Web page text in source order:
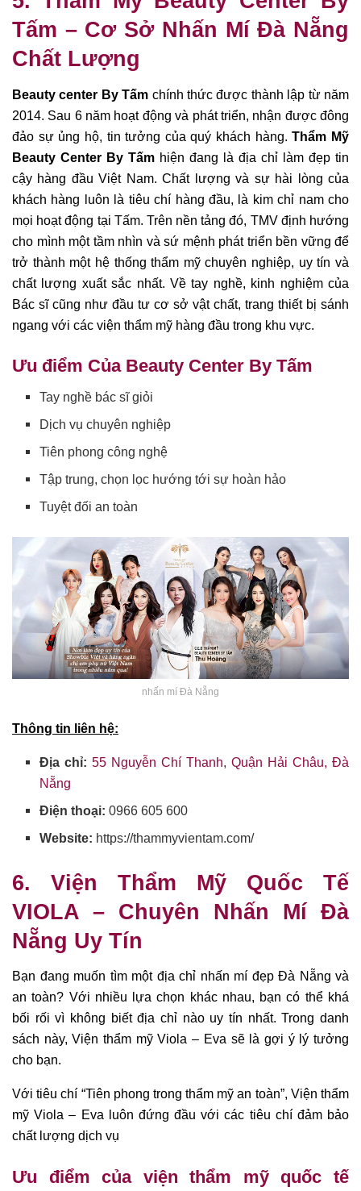
Tấm – Cơ Sở Nhấn Mí Đà Nẵng
Chất Lượng
Beauty center By Tấm chính thức được thành lập từ năm
2014. Sau 6 năm hoạt động và phát triển, nhận được đông
đảo sự ủng hộ, tin tưởng của quý khách hàng.Thẩm Mỹ
Beauty Center By Tấm hiện đang là địa chỉ làm đẹp tin
cậy hàng đầu Việt Nam. Chất lượng và sự hài lòng của
khách hàng luôn là tiêu chí hàng đầu, là kim chỉ nam cho
mọi hoạt động tại Tấm. Trên nền tảng đó, TMV định hướng
cho mình một tầm nhìn và sứ mệnh phát triển bền vững để
trở thành một hệ thống thẩm mỹ chuyên nghiệp, uy tín và
chất lượng xuất sắc nhất. Về tay nghề, kinh nghiệm của
Bác sĩ cũng như đầu tư cơ sở vật chất, trang thiết bị sánh
ngang với các viện thẩm mỹ hàng đầu trong khu vực.
Ưu điểm Của Beauty Center By Tấm
Tay nghề bác sĩ giỏi
Dịch vụ chuyên nghiệp
Tiên phong công nghệ
Tập trung, chọn lọc hướng tới sự hoàn hảo
Tuyệt đối an toàn
nhấn mí Đà Nẵng
Thông tin liên hệ:
Địa chỉ:55 Nguyễn Chí Thanh, Quận Hải Châu, Đà
Nẵng
Điện thoại:0966 605 600
Website: https://thammyvientam.com/
6. Viện Thẩm Mỹ Quốc Tế
VIOLA – Chuyên Nhấn Mí Đà
Nẵng Uy Tín
Bạn đang muốn tìm một địa chỉ nhấn mí đẹp Đà Nẵng và
an toàn? Với nhiều lựa chọn khác nhau, bạn có thể khá
bối rối vì không biết địa chỉ nào uy tín nhất. Trong danh
sách này, Viện thẩm mỹ Viola – Eva sẽ là gợi ý lý tưởng
cho bạn.
Với tiêu chí “Tiên phong trong thẩm mỹ an toàn”, Viện thẩm
mỹ Viola – Eva luôn đứng đầu với các tiêu chí đảm bảo
chất lượng dịch vụ
Ưu điểm của viện thẩm mỹ quốc tế